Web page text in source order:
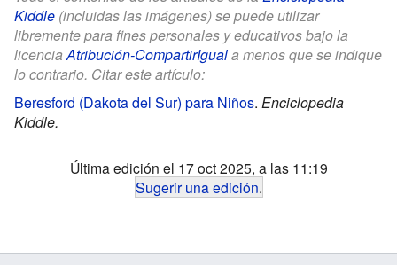
Kiddle (incluidas las imágenes) se puede utilizar
libremente para fines personales y educativos bajo la
licenciaAtribución-CompartirIguala menos que se indique
lo contrario. Citar este artículo:
Beresford (Dakota del Sur) para Niños. Enciclopedia
Kiddle.
Última edición el 17 oct 2025, a las 11:19
Sugerir una edición.